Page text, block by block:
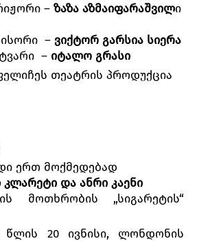
–ზაზა აზმაიფარაშვილი
– ვიქტორ გარსია სიერა
– იტალო გრასი
თეატრის პროდუქცია
ერთ მოქმედებად
და ანრი კაენი
მოთხრობის „სიგარეტის“
წლის 20 ივნისი, ლონდონის